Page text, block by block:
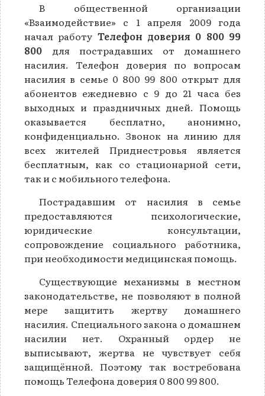
В общественной организации
«Взаимодействие» с 1 апреля 2009 года
начал работу Телефон доверия 0 800 99
800 для пострадавших от домашнего
насилия. Телефон доверия по вопросам
насилия в семье 0 800 99 800 открыт для
абонентов ежедневно с 9 до 21 часа без
выходных и праздничных дней. Помощь
оказывается бесплатно, анонимно,
конфиденциально. Звонок на линию для
всех жителей Приднестровья является
бесплатным, как со стационарной сети,
так и с мобильного телефона.
Пострадавшим от насилия в семье
предоставляются психологические,
юридические консультации,
сопровождение социального работника,
при необходимости медицинская помощь.
Существующие механизмы в местном
законодательстве, не позволяют в полной
мере защитить жертву домашнего
насилия. Специального закона о домашнем
насилии нет. Охранный ордер не
выписывают, жертва не чувствует себя
защищённой. Поэтому так востребована
помощь Телефона доверия 0 800 99 800.